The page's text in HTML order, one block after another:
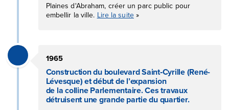
Plaines d'Abraham, créer un parc public pour
embellir la ville. Lire la suite»
Construction du boulevard Saint‑Cyrille (René-
Lévesque) et début de l’expansion
de la colline Parlementaire. Ces travaux
détruisent une grande partie du quartier.
1965